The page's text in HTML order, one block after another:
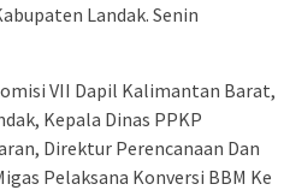
Landak. Senin
VII Dapil Kalimantan Barat,
Kepala Dinas PPKP
Direktur Perencanaan Dan
Pelaksana Konversi BBM Ke